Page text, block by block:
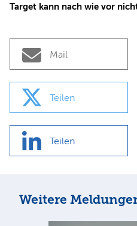
Target kann nach wie vor
Mail
Teilen
Teilen
Weitere